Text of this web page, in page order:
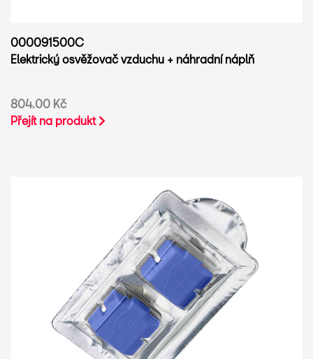
000091500C
Elektrický osvěžovač vzduchu + náhradní náplň
804.00 Kč
Přejít na produkt